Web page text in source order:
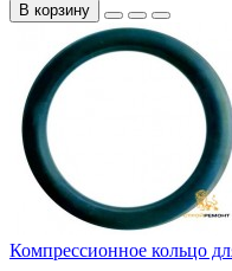
В корзину
Компрессионное кольцо